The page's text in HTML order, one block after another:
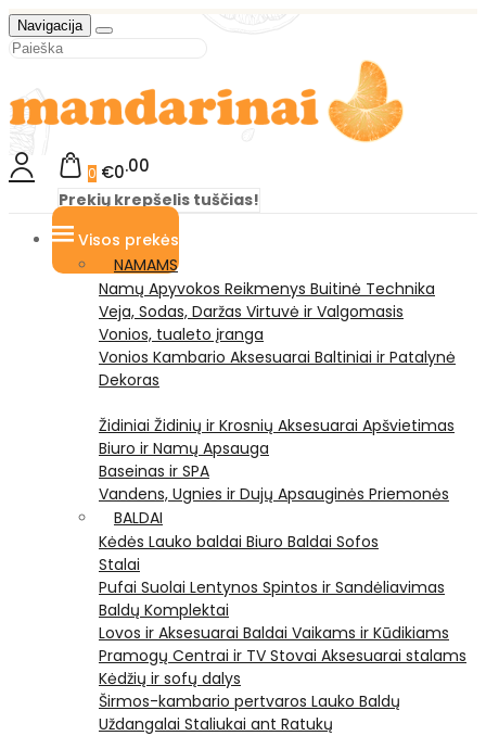
Navigacija
0 €0 00
Prekių krepšelis tuščias!
Visos prekės
NAMAMS
Namų Apyvokos Reikmenys Buitinė Technika
Veja, Sodas, Daržas Virtuvė ir Valgomasis
Vonios, tualeto įranga
Vonios Kambario Aksesuarai Baltiniai ir Patalynė
Dekoras
Židiniai Židinių ir Krosnių Aksesuarai Apšvietimas
Biuro ir Namų Apsauga
Baseinas ir SPA
Vandens, Ugnies ir Dujų Apsauginės Priemonės
BALDAI
Kėdės Lauko baldai Biuro Baldai Sofos
Stalai
Pufai Suolai Lentynos Spintos ir Sandėliavimas
Baldų Komplektai
Lovos ir Aksesuarai Baldai Vaikams ir Kūdikiams
Pramogų Centrai ir TV Stovai Aksesuarai stalams
Kėdžių ir sofų dalys
Širmos-kambario pertvaros Lauko Baldų
Uždangalai Staliukai ant Ratukų